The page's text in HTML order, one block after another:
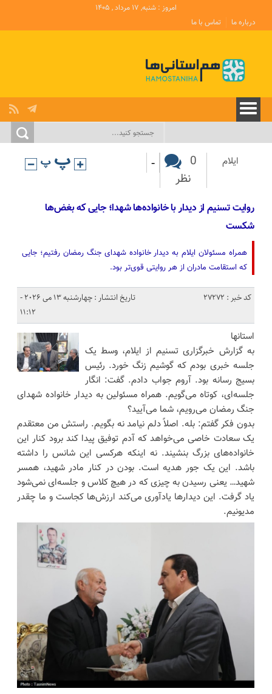
امروز : شنبه, ۱۷ مرداد , ۱۴۰۵
درباره ما
تماس با ما
ایلام
0
نظر
-
روایت تسنیم از دیدار با خانواده‌ها شهدا؛ جایی که بغض‌ها
شکست
همراه مسئولان ایلام به دیدار خانواده شهدای جنگ رمضان رفتیم؛ جایی
که استقامت مادران از هر روایتی قوی‌تر بود.
کد خبر : 27272
تاریخ انتشار : چهارشنبه 13 می 2026 -
11:12
استانها
به گزارش خبرگزاری تسنیم از ایلام، وسط یک
جلسه خبری بودم که گوشیم زنگ خورد. رئیس
بسیج رسانه بود. آروم جواب دادم. گفت: انگار
جلسه‌ای، کوتاه می‌گویم. همراه مسئولین به دیدار خانواده شهدای
جنگ رمضان می‌رویم، شما می‌آیید؟
بدون فکر گفتم: بله. اصلاً دلم نیامد نه بگویم. راستش من معتقدم
یک سعادت خاصی می‌خواهد که آدم توفیق پیدا کند برود کنار این
خانواده‌های بزرگ بنشیند. نه اینکه هرکسی این شانس را داشته
باشد. این یک جور هدیه است. بودن در کنار مادر شهید، همسر
شهید… یعنی رسیدن به چیزی که در هیچ کلاس و جلسه‌ای نمی‌شود
یاد گرفت. این دیدارها یادآوری می‌کند ارزش‌ها کجاست و ما چقدر
مدیونیم.